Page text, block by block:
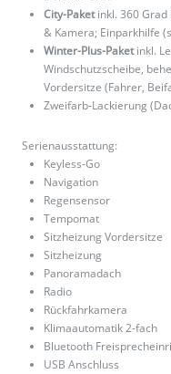
City-Paketinkl. 360 Grad
& Kamera; Einparkhilfe
Winter-Plus-Paketinkl.
Windschutzscheibe,
Vordersitze (Fahrer,
Zweifarb-Lackierung
Serienausstattung:
Keyless-Go
Navigation
Regensensor
Tempomat
Sitzheizung Vordersitze
Sitzheizung
Panoramadach
Radio
Rückfahrkamera
Klimaautomatik 2-fach
Bluetooth
USB Anschluss